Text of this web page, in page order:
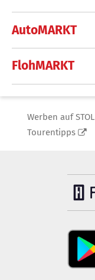
AutoMARKT
FlohMARKT
Werben auf STOL
Tourentipps